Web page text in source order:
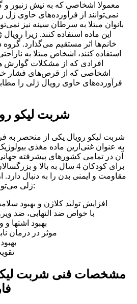
معمولا اشخاصی که به نیش زنبور و
نمی‌توانند از فرآورده‌های حاوی ژل
بانوان مبتلا به سرطان سینه نیز
این ماده استفاده کنند. زیرا
خانم‌ها اثر مستقیم می‌گذارد. گروه
استفاده کنند، اشخاص مبتلا به
افرادی که از مشکلات گوارش
اشخاصی که از قرص‌های فشار خون
فرآورده‌های حاوی رویال ‌ژلی را
شربت لیکو
شربت لیکو رویال یکی از منحصر به
به عنوان غنی‌ارین ماده مغذی
آن در تمامی کشورهای پیشرفته
برای کودکان 4 سال به بالا
مقاومت و ایمنی بدن را به دنبال
ژلی می‌توان به موارد زیر اشاره نمود:
افزایش تولید کلاژن و بهبود
با خواص ضد التهابی، ضد
بهبود اشتها
موثر در درمان
مشخصات فنی شربت
فارمد